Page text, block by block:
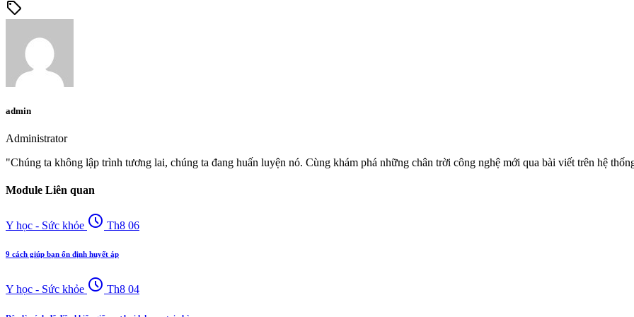
sell
admin
Administrator
"Chúng ta không lập trình tương lai, chúng ta đang huấn luyện nó. Cùng khám phá những chân trời công nghệ mới qua bài viết trên hệ
Module Liên quan
Y học - Sức khỏe schedule Th8 06
9 cách giúp bạn ổn định huyết áp
Y học - Sức khỏe schedule Th8 04